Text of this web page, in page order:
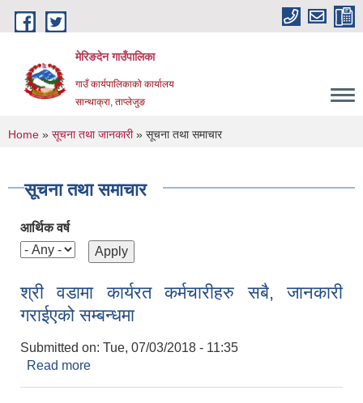
Skip to main content
मेरिङदेन गाउँपालिका
गाउँ कार्यपालिकाको कार्यालय
सान्थाक्रा, ताप्लेजुङ
You are here
Home » सूचना तथा जानकारी» सूचना तथा समाचार
सूचना तथा समाचार
आर्थिक वर्ष
श्री वडामा कार्यरत कर्मचारीहरु सबै, जानकारी
गराईएको सम्बन्धमा
Submitted on: Tue, 07/03/2018 - 11:35
Read more